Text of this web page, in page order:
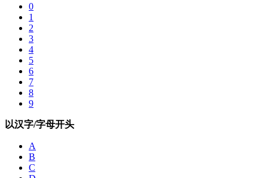
0
1
2
3
4
5
6
7
8
9
以汉字/字母开头
A
B
C